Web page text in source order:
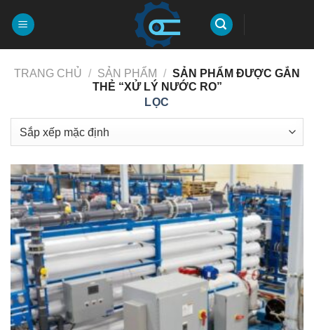
đến
TRANG CHỦ
/ SẢN PHẨM / SẢN PHẨM ĐƯỢC GẮN
THẺ “XỬ LÝ NƯỚC RO”
LỌC